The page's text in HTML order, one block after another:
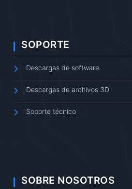
SOPORTE
Descargas de software
Descargas de archivos 3D
Soporte técnico
SOBRE NOSOTROS